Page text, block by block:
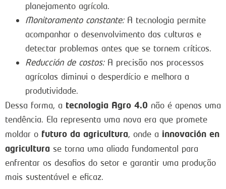
planejamento agrícola.
Monitoramento constante:A tecnologia permite
acompanhar o desenvolvimento das culturas e
detectar problemas antes que se tornem críticos.
Reducción de costos:A precisão nos processos
agrícolas diminui o desperdício e melhora a
produtividade.
Dessa forma, a tecnologia Agro 4.0 não é apenas uma
tendência. Ela representa uma nova era que promete
moldar o futuro da agricultura, onde a innovación en
agricultura se torna uma aliada fundamental para
enfrentar os desafios do setor e garantir uma produção
mais sustentável e eficaz.